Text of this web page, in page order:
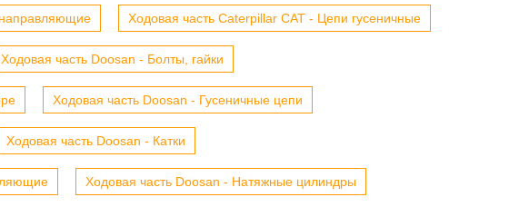
Ходовая часть Caterpillar CAT - Цепи гусеничные
Ходовая часть Doosan - Болты, гайки
Ходовая часть Doosan - Гусеничные цепи
Ходовая часть Doosan - Катки
Ходовая часть Doosan - Натяжные цилиндры